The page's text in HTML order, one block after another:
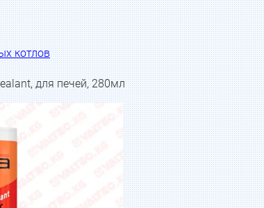
котлов
для печей, 280мл